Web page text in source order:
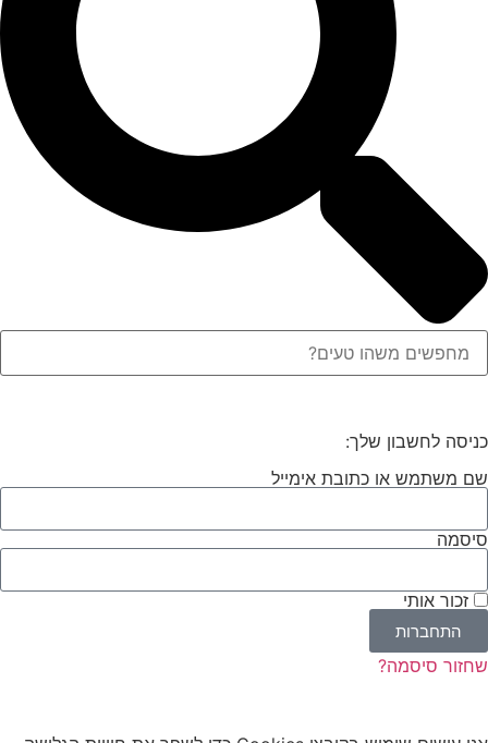
כניסה לחשבון שלך:
שם משתמש או כתובת אימייל
סיסמה
זכור אותי
התחברות
שחזור סיסמה?